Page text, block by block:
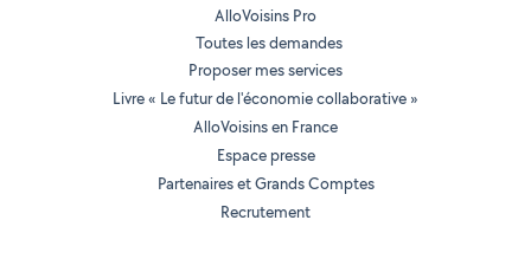
AlloVoisins Pro
Toutes les demandes
Proposer mes services
Livre « Le futur de l'économie collaborative »
AlloVoisins en France
Espace presse
Partenaires et Grands Comptes
Recrutement